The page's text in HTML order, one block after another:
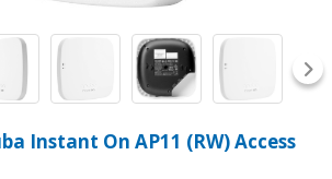
Instant On AP11 (RW) Access